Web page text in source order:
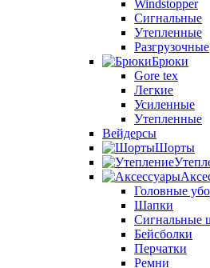
Windstopper
Сигнальные
Утепленные
Разгрузочные
Брюки
Gore tex
Легкие
Усиленные
Утепленные
Вейдерсы
Шорты
Головные
Шапки
Сигнальные
Бейсболки
Перчатки
Ремни